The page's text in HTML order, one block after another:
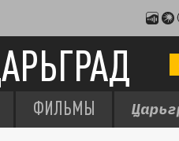
ФИЛЬМЫ